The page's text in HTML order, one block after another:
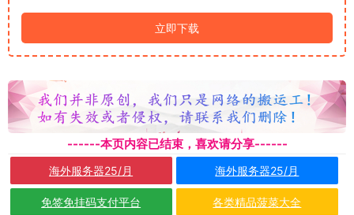
立即下载
------本页内容已结束，喜欢请分享------
海外服务器25/月 海外服务器25/月
免签免挂码支付平台 各类精品菠菜大全